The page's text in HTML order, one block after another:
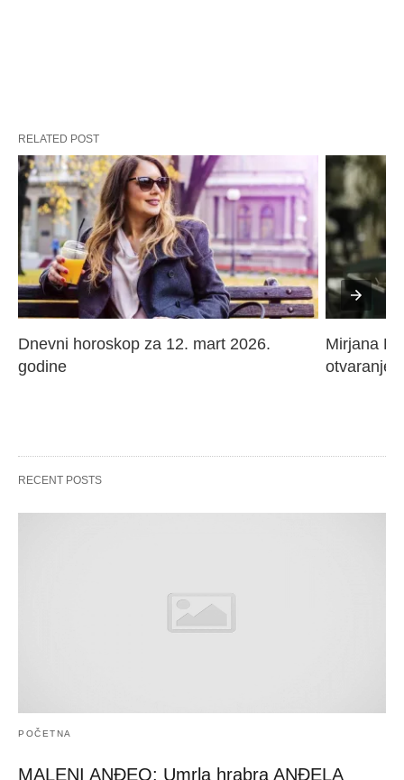
RELATED POST
Dnevni horoskop za 12. mart 2026.
godine
Mirjana
otvaranje
RECENT POSTS
POČETNA
MALENI ANĐEO: Umrla hrabra ANĐELA